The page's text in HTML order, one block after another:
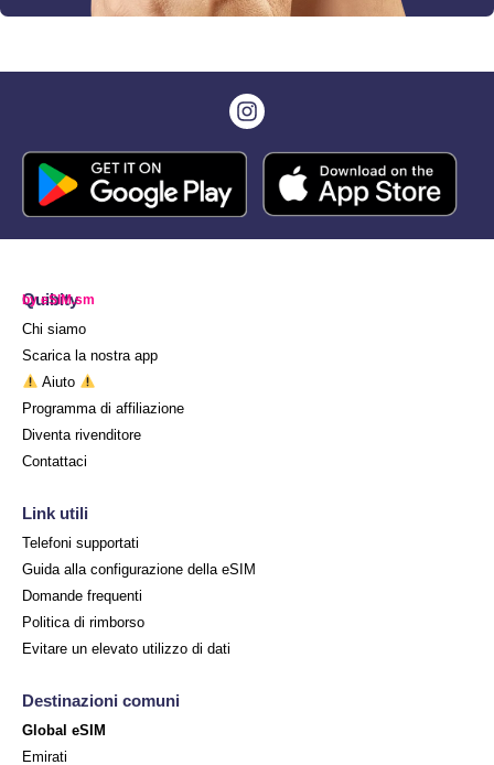
Quibity
by eSIM.sm
Chi siamo
Scarica la nostra app
Aiuto
Programma di affiliazione
Diventa rivenditore
Contattaci
Link utili
Telefoni supportati
Guida alla configurazione della eSIM
Domande frequenti
Politica di rimborso
Evitare un elevato utilizzo di dati
Destinazioni comuni
Global eSIM
Emirati